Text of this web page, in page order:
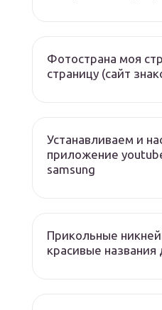
Фотострана моя
страницу (сайт
Устанавливаем и
приложение
samsung
Прикольные
красивые